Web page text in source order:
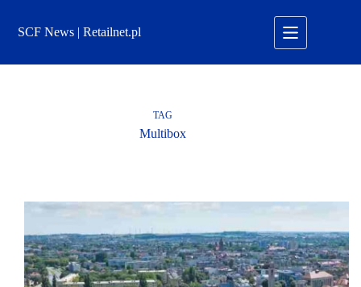
treściSCF News | Retailnet.pl
TAG
Multibox